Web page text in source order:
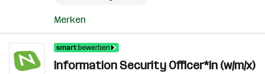
Merken
Information Security Officer*in (w/m/x)